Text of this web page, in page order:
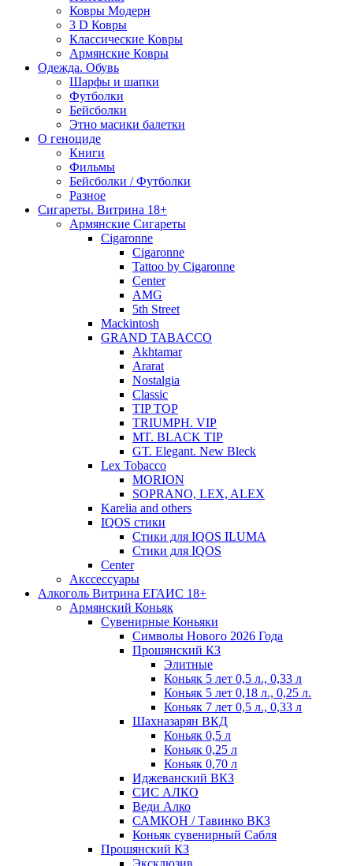
Ковры Модерн
3 D Ковры
Классические Ковры
Армянские Ковры
Одежда. Обувь
Шарфы и шапки
Футболки
Бейсболки
Этно масики балетки
О геноциде
Книги
Фильмы
Бейсболки / Футболки
Разное
Сигареты. Витрина 18+
Армянские Сигареты
Cigaronne
Cigaronne
Tattoo by Cigaronne
Center
AMG
5th Street
Mackintosh
GRAND TABACCO
Akhtamar
Ararat
Nostalgia
Classic
TIP TOP
TRIUMPH. VIP
MT. BLACK TIP
GT. Elegant. New Bleck
Lex Tobacco
MORION
SOPRANO, LEX, ALEX
Karelia and others
IQOS стики
Стики для IQOS ILUMA
Стики для IQOS
Сenter
Акссессуары
Алкоголь Витрина ЕГАИС 18+
Армянский Коньяк
Сувенирные Коньяки
Символы Нового 2026 Года
Прошянский КЗ
Элитные
Коньяк 5 лет 0,5 л., 0,33 л
Коньяк 5 лет 0,18 л., 0,25 л.
Коньяк 7 лет 0,5 л., 0,33 л
Шахназарян ВКД
Коньяк 0,5 л
Коньяк 0,25 л
Коньяк 0,70 л
Иджеванский ВКЗ
СИС АЛКО
Веди Алко
САМКОН / Тавинко ВКЗ
Коньяк сувенирный Сабля
Прошянский КЗ
Эксклюзив